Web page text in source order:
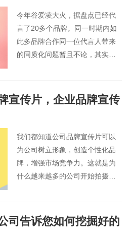
今年谷爱凌大火，据盘点已经代
言了20多个品牌。同一时期内如
此多品牌合作同一位代言人带来
的同质化问题暂且不论，其实还
品牌的光芒不被代言人遮盖？
宣传片，企业品牌宣传
我们都知道公司品牌宣传片可以
为公司树立形象，创造个性化品
牌，增强市场竞争力。这就是为
什么越来越多的公司开始拍摄品
容。今天，桃花谷企业宣传片小
编将和你一起学习如何拍摄好公
司告诉您如何挖掘好的